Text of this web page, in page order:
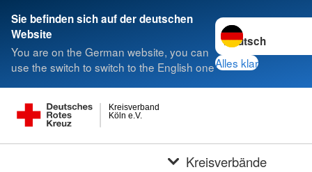
Sie befinden sich auf der deutschen
Website
You are on the German website, you can
use the switch to switch to the English one
Sprache wechseln
Alles klar
Köln e.V.
Kreisverband
Kreisverbände